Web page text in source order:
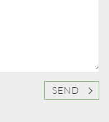
SEND